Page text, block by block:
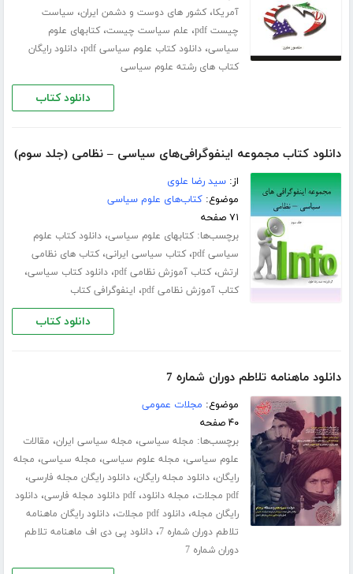
آمریکا،کشور های دوست و دشمن ایران، سیاست
چیست pdf
، علم سیاست چیست،کتابهای علوم
سیاسی،دانلود کتاب علوم سیاسی pdf ،دانلود رایگان
کتاب های رشته علوم سیاسی
دانلود کتاب
دانلود کتاب مجموعه اینفوگرافی‌های سیاسی – نظامی (جلد سوم)
از:سید رضا علوی
موضوع:کتاب‌های علوم سیاسی
۷۱ صفحه
برچسب‌ها:کتابهای علوم سیاسی،دانلود کتاب علوم
سیاسی pdf
،کتاب سیاسی ایرانی،کتاب های نظامی
ارتش،کتاب آموزش نظامی pdf ،دانلود کتاب سیاسی،
کتاب آموزش نظامی pdf ، اینفوگرافی کتاب
دانلود کتاب
دانلود ماهنامه تلاطم دوران شماره 7
موضوع: مجلات عمومی
۴۰ صفحه
برچسب‌ها: مجله سیاسی، مجله سیاسی ایران، مقالات
علوم سیاسی، مجله علوم سیاسی، مجله سیاسی، مجله
رایگان،دانلود مجله رایگان،دانلود رایگان مجله فارسی،
pdf مجلات ، مجله دانلود،pdf دانلود مجله فارسی ،دانلود
رایگان مجله،دانلود pdf مجلات ،دانلود رایگان ماهنامه
تلاطم دوران شماره 7 ،دانلود پی دی اف ماهنامه تلاطم
دوران شماره 7